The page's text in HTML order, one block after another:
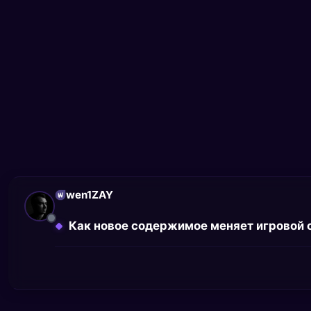
wen1ZAY
Как новое содержимое меняет игровой